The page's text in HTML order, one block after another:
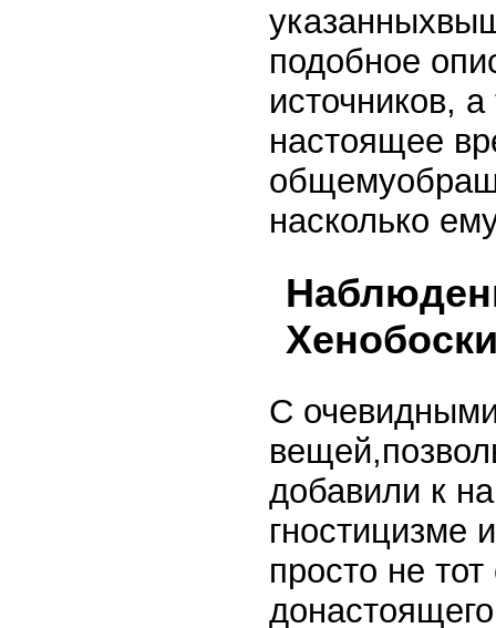
подобное
источников,
настоящее
насколько
С
добавили к
гностицизме
просто не